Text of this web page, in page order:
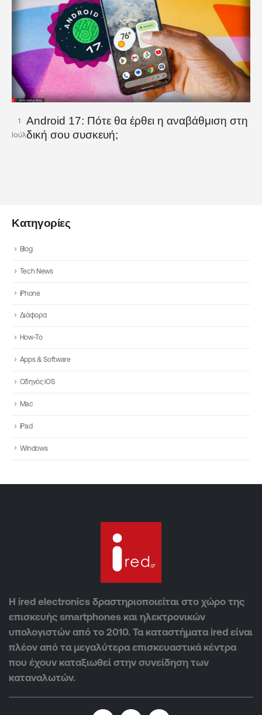
1
Ιούλ
Android 17: Πότε θα έρθει η αναβάθμιση στη
δική σου συσκευή;
Κατηγορίες
Blog
Tech News
iPhone
Διάφορα
How-To
Apps & Software
Οδηγός iOS
Mac
iPad
Windows
Η ired electronics δραστηριοποιείται στο χώρο της
επισκευής smartphones και ηλεκτρονικών
υπολογιστών από το 2010. Τα καταστήματα ired είναι
πλέον από τα μεγαλύτερα επισκευαστικά κέντρα
που έχουν καταξιωθεί στην συνείδηση των
καταναλωτών.